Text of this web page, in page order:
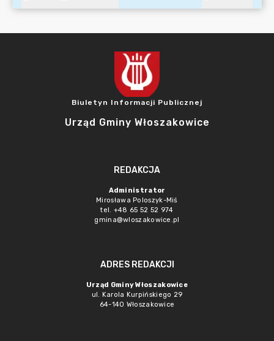
Biuletyn Informacji Publicznej
Urząd Gminy Włoszakowice
REDAKCJA
Administrator
Mirosława Poloszyk-Miś
tel. +48 65 52 52 974
gmina@wloszakowice.pl
ADRES REDAKCJI
Urząd Gminy Włoszakowice
ul. Karola Kurpińskiego 29
64-140 Włoszakowice